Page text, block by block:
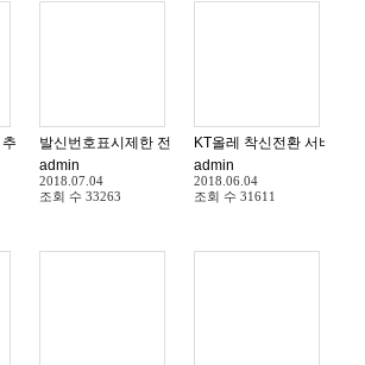
않고 통화를 할 수 있는 방법 발신번호
적 발신자표시제한 방법 070 전화 아이폰 휴대폰 일반전
발신번호표시제한 전화가 계속 옵니다. 번호를 추적
admin
2018.07.04
조회 수 33263
admin
2018.06.04
조회 수 31611